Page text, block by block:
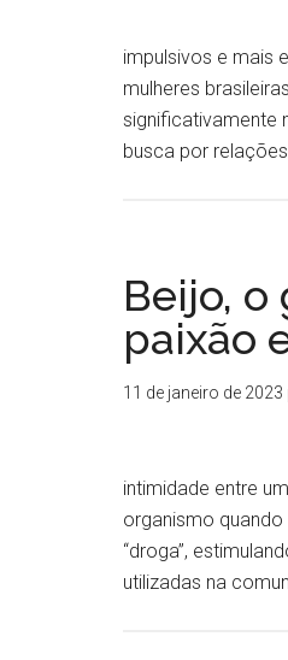
impulsivos e mais
mulheres
significativamente
busca por
Beijo,
paixão
11 de janeiro de 2023
intimidade entre
organismo
“droga”,
utilizadas na